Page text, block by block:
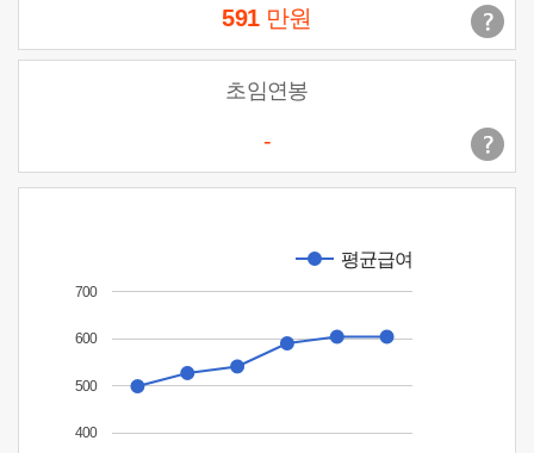
591 만원
초임연봉
-
평균급여
400
500
600
700